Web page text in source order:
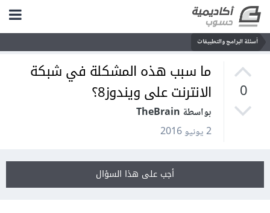
أسئلة البرامج والتطبيقات
0
ما سبب هذه المشكلة في شبكة
الانترنت على ويندوز8؟
بواسطة TheBrain
2 يونيو 2016
أجب على هذا السؤال